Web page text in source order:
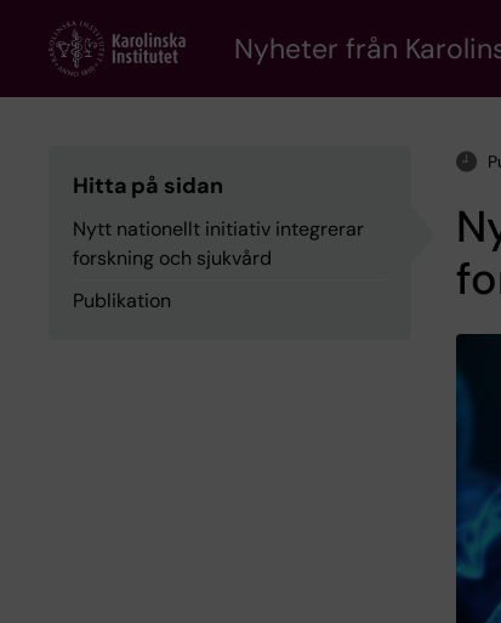
content
Nyheter från
Hitta på sidan
Nytt nationellt initiativ integrerar
forskning och sjukvård
Publikation